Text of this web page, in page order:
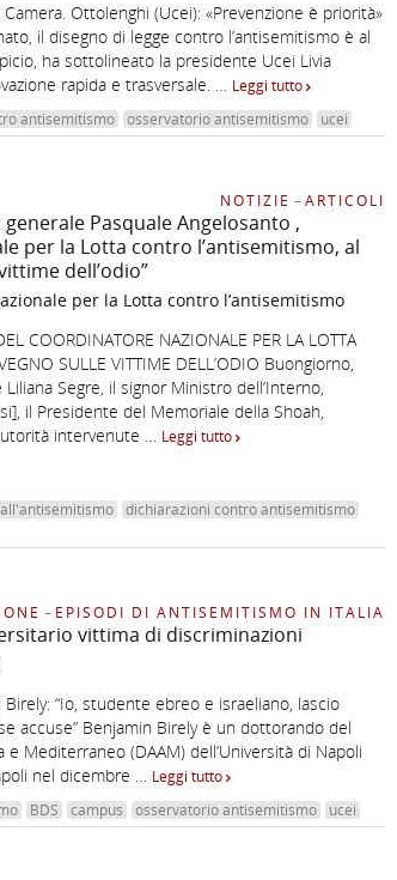
Camera. Ottolenghi (Ucei): «Prevenzione è priorità»
il disegno di legge contro l’antisemitismo è al
ha sottolineato la presidente Ucei Livia
rapida e trasversale. … Leggi tutto
antisemitismo osservatorio antisemitismo ucei
NOTIZIE –ARTICOLI
Pasquale Angelosanto ,
per la Lotta contro l’antisemitismo, al
dell’odio”
per la Lotta contro l’antisemitismo
COORDINATORE NAZIONALE PER LA LOTTA
SULLE VITTIME DELL’ODIO Buongiorno,
Segre, il signor Ministro dell’Interno,
il Presidente del Memoriale della Shoah,
intervenute … Leggi tutto
dichiarazioni contro antisemitismo
– EPISODI DI ANTISEMITISMO IN ITALIA
vittima di discriminazioni
“Io, studente ebreo e israeliano, lascio
accuse” Benjamin Birely è un dottorando del
Mediterraneo (DAAM) dell’Università di Napoli
nel dicembre … Leggi tutto
BDS campus osservatorio antisemitismo ucei